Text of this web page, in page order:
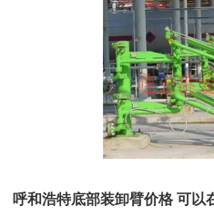
呼和浩特底部装卸臂价格 可以